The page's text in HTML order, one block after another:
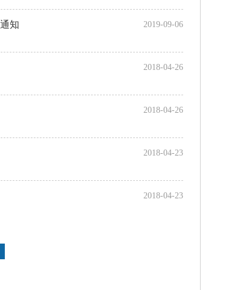
知 2019-09-06
2018-04-26
2018-04-26
2018-04-23
2018-04-23